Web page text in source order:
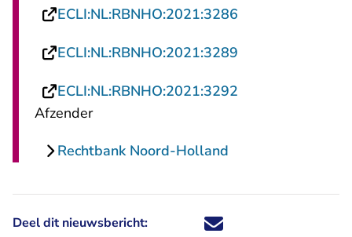
ECLI:NL:RBNHO:2021:3286
ECLI:NL:RBNHO:2021:3289
ECLI:NL:RBNHO:2021:3292
Afzender
Rechtbank Noord-Holland
Deel dit nieuwsbericht: Deel dit nieuwsbericht via X -
Deel dit nieuwsbericht via
Deel dit nieuwsbericht
Deel dit